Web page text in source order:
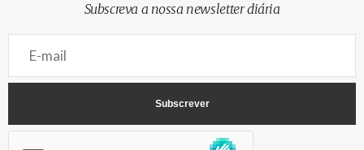
Subscreva a nossa newsletter diária